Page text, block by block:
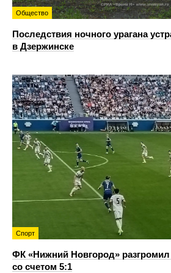
Общество
Последствия ночного урагана
в Дзержинске
Спорт
ФК «Нижний Новгород»
со счетом 5:1